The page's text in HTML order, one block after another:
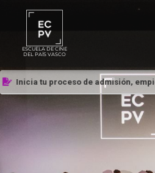
ESCUELA DE CINE
DEL PAÍS VASCO
Inicia tu proceso de admisión,